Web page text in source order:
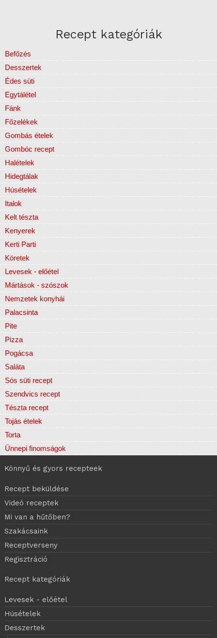
Recept kategóriák
Befőzés
Desszertek
Édes süti
Egytálétel
Fánk
Főzelékek
Gombás ételek
Gombóc recept
Halételek
Hidegtálak
Húsételek
Italok
Kelt tészta
Kenyerek
Kerti Parti
Köretek
Levesek - előétel
Mártások - szószok
Nemzetek konyhái
Palacsinta
Pite
Pizza
Pogácsa
Saláta
Sós süti recept
Szendvics recept
Tészta recept
Tojás ételek
Torta
Ünnepi finomságok
Könnyű és gyors recepteek
Recept beküldése
Videó receptek
Mi van a hűtőben?
Szakácsaink
Receptverseny
Regisztráció
Recept kategóriák
Levesek - előétel
Húsételek
Desszertek